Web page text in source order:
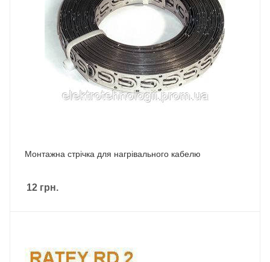
Монтажна стрічка для нагрівального кабелю
12 грн.